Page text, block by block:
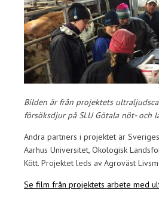
Bilden är från projektets
försöksdjur på SLU Götala nöt- och
Andra partners i projektet är
Aarhus Universitet, Ökologisk
Kött. Projektet leds av Agroväst
Se film från projektets arbete med